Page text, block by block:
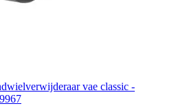
vae classic -